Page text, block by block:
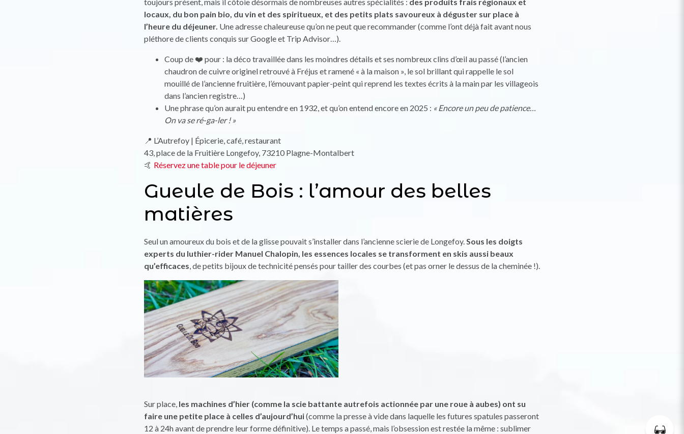
locaux, du bon pain bio, du vin et des spiritueux, et des petits plats savoureux à déguster sur place à
l’heure du déjeuner. Une adresse chaleureuse qu’on ne peut que recommander (comme l’ont déjà fait avant nous
pléthore de clients conquis sur Google et Trip Advisor…).
Coup de ❤️ pour : la déco travaillée dans les moindres détails et ses nombreux clins d’œil au passé (l’ancien
chaudron de cuivre originel retrouvé à Fréjus et ramené « à la maison », le sol brillant qui rappelle le sol
mouillé de l’ancienne fruitière, l’émouvant papier-peint qui reprend les textes écrits à la main par les villageois
dans l’ancien registre…)
Une phrase qu’on aurait pu entendre en 1932, et qu’on entend encore en 2025 : « Encore un peu de patience…
On va se ré-ga-ler ! »
📍 L’Autrefoy | Épicerie, café, restaurant
43, place de la Fruitière Longefoy, 73210 Plagne-Montalbert
🤙 Réservez une table pour le déjeuner
Gueule de Bois : l’amour des belles
matières
Seul un amoureux du bois et de la glisse pouvait s’installer dans l’ancienne scierie de Longefoy.Sous les doigts
experts du luthier-rider Manuel Chalopin, les essences locales se transforment en skis aussi beaux
qu’efficaces, de petits bijoux de technicité pensés pour tailler des courbes (et pas orner le dessus de la cheminée !).
Sur place, les machines d’hier (comme la scie battante autrefois actionnée par une roue à aubes) ont su
faire une petite place à celles d’aujourd’hui(comme la presse à vide dans laquelle les futures spatules passeront
12 à 24h avant de prendre leur forme définitive). Le temps a passé, mais l’obsession est restée la même : sublimer